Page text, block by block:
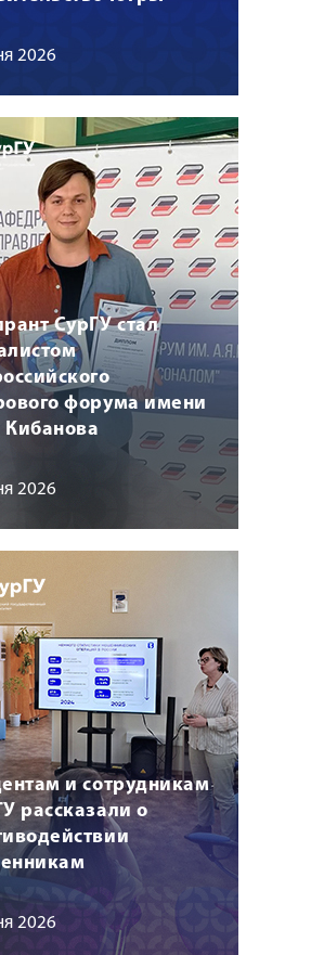
2026
СурГУ стал
форума имени
Кибанова
2026
и сотрудникам
рассказали о
2026